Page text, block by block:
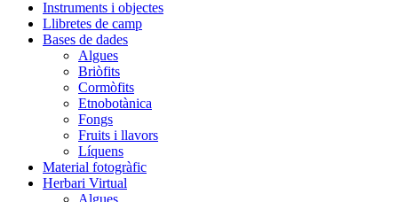
Instruments i objectes
Llibretes de camp
Bases de dades
Algues
Briòfits
Cormòfits
Etnobotànica
Fongs
Fruits i llavors
Líquens
Material fotogràfic
Herbari Virtual